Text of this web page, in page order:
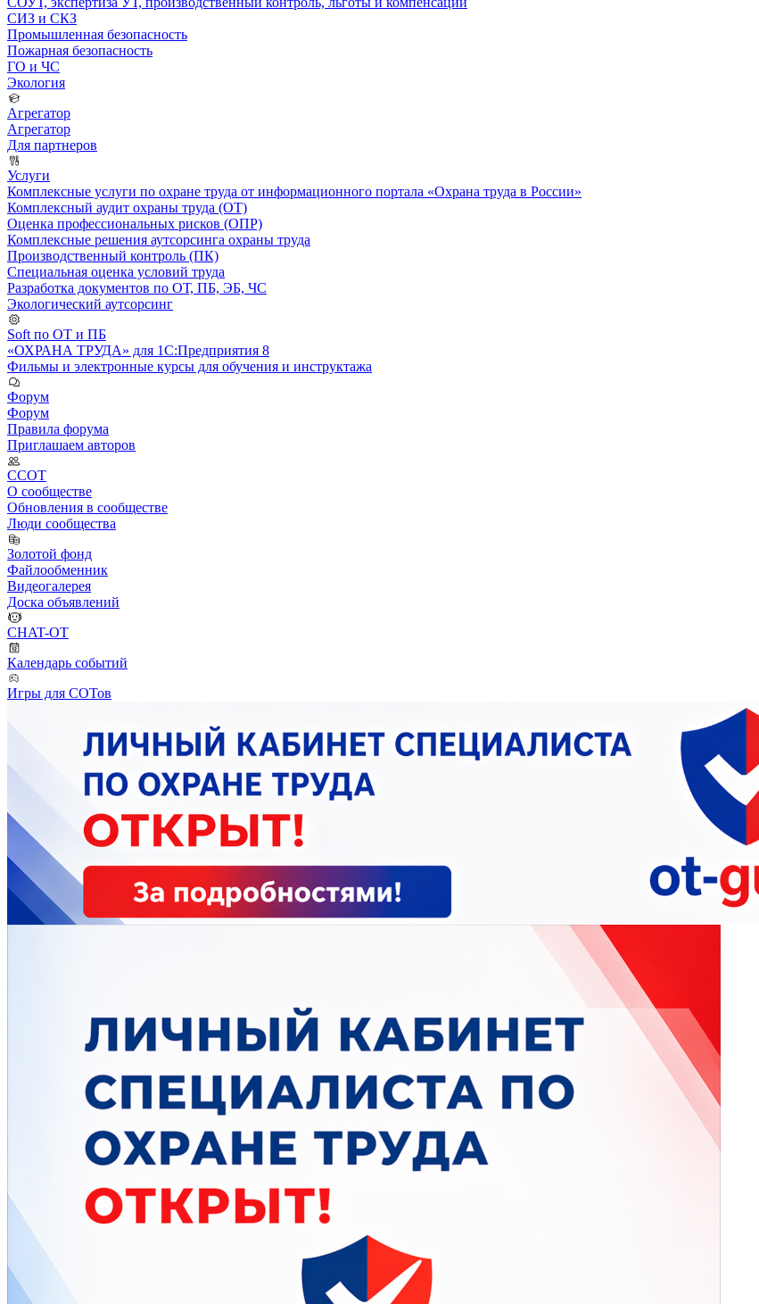
СИЗ и СКЗ
Промышленная безопасность
Пожарная безопасность
ГО и ЧС
Экология
Агрегатор
Агрегатор
Для партнеров
Услуги
Комплексные услуги по охране труда от информационного портала «Охрана труда в России»
Комплексный аудит охраны труда (ОТ)
Оценка профессиональных рисков (ОПР)
Комплексные решения аутсорсинга охраны труда
Производственный контроль (ПК)
Специальная оценка условий труда
Разработка документов по ОТ, ПБ, ЭБ, ЧС
Экологический аутсорсинг
Soft по ОТ и ПБ
«ОХРАНА ТРУДА» для 1С:Предприятия 8
Фильмы и электронные курсы для обучения и инструктажа
Форум
Форум
Правила форума
Приглашаем авторов
ССОТ
О сообществе
Обновления в сообществе
Люди сообщества
Золотой фонд
Файлообменник
Видеогалерея
Доска объявлений
CHAT-OT
Календарь событий
Игры для СОТов